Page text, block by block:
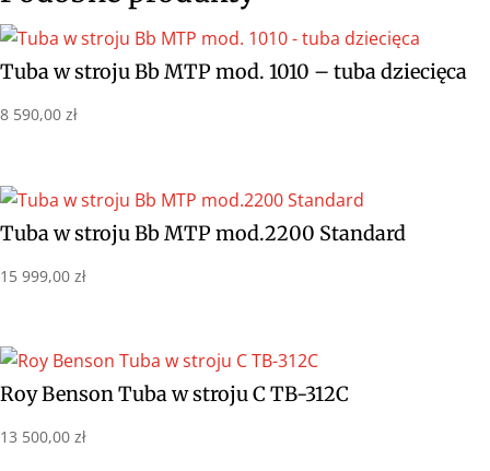
Tuba w stroju Bb MTP mod. 1010 – tuba dziecięca
8 590,00 zł
Tuba w stroju Bb MTP mod.2200 Standard
15 999,00 zł
Roy Benson Tuba w stroju C TB-312C
13 500,00 zł